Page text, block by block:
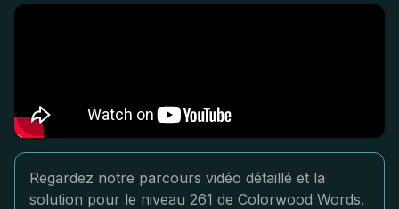
Regardez notre parcours vidéo détaillé et la
solution pour le niveau 261 de Colorwood Words.